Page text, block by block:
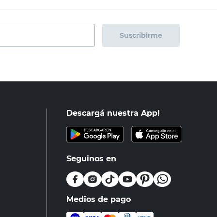
Suscribirme
Descargá nuestra App!
Seguinos en
Medios de pago